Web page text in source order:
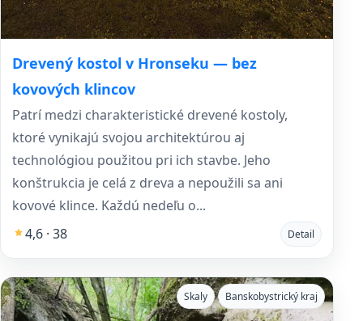
Drevený kostol v Hronseku — bez
kovových klincov
Patrí medzi charakteristické drevené kostoly,
ktoré vynikajú svojou architektúrou aj
technológiou použitou pri ich stavbe. Jeho
konštrukcia je celá z dreva a nepoužili sa ani
kovové klince. Každú nedeľu o...
4,6 · 38
Detail
Skaly Banskobystrický kraj